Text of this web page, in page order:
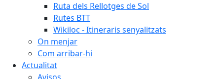
Ruta dels Rellotges de Sol
Rutes BTT
Wikiloc - Itineraris senyalitzats
On menjar
Com arribar-hi
Actualitat